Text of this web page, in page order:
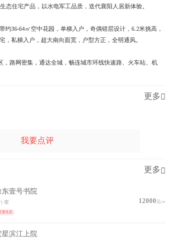
态住宅产品，以水电军工品质，迭代襄阳人居新体验。
约36-64㎡空中花园，单梯入户，奇偶错层设计，6.2米挑高，
，私梯入户，超大南向面宽，户型方正，全明通风。
，路网密集，通达全城，畅连城市环线快速路、火车站、机
更多
我要点评
更多
东壹号书院
12000元/㎡
|-室
居生态
星滨江上院